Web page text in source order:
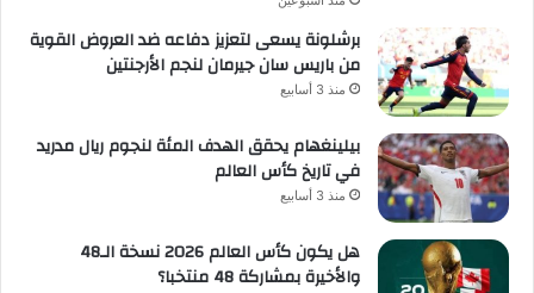
برشلونة يسعى لتعزيز دفاعه ضد العروض القوية
من باريس سان جيرمان لنجم الأرجنتين
منذ 3 أسابيع
بيلينغهام يحقق الهدف المئة لنجوم ريال مدريد
في تاريخ كأس العالم
منذ 3 أسابيع
هل يكون كأس العالم 2026 نسخة الـ48
والأخيرة بمشاركة 48 منتخبا؟